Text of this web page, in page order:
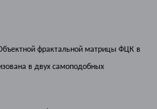
фрактальной матрицы ФЦК в
в двух самоподобных